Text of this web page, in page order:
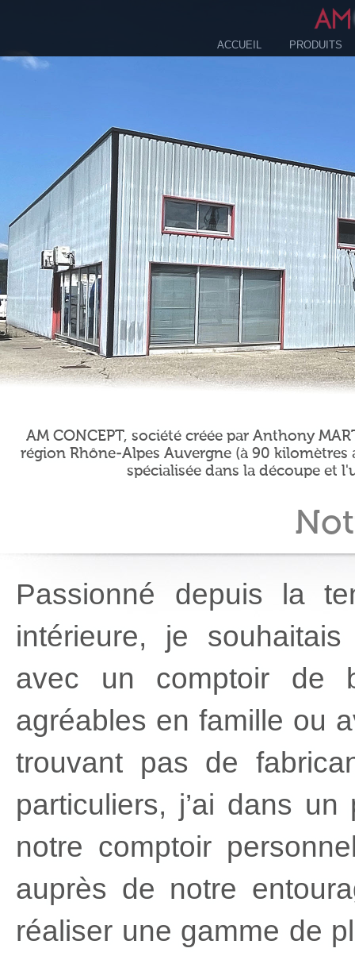
ACCUEIL PRODUITS
AM CONCEPT, société créée par Anthony
région Rhône-Alpes Auvergne (à 90
spécialisée dans la découpe et
Passionné depuis la
intérieure, je
avec un comptoir de
agréables en famille ou
trouvant pas de
particuliers, j’ai dans
notre comptoir
auprès de notre
réaliser une gamme de